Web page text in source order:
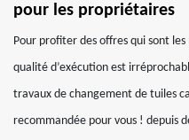
pour les propriétaires
Pour profiter des offres qui sont
qualité d’exécution est
travaux de changement de tuiles
recommandée pour vous ! depuis